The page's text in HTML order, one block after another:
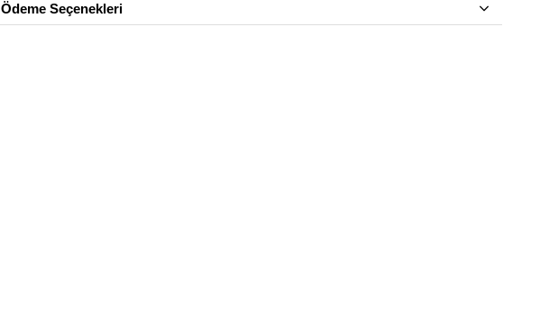
Ödeme Seçenekleri